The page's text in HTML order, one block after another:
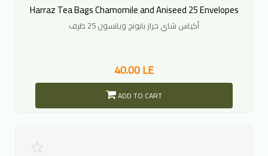
Harraz Tea Bags Chamomile and Aniseed 25 Envelopes
أكياس شاي حراز بابونج ويانسون 25 ظرف
40.00 LE
ADD TO CART